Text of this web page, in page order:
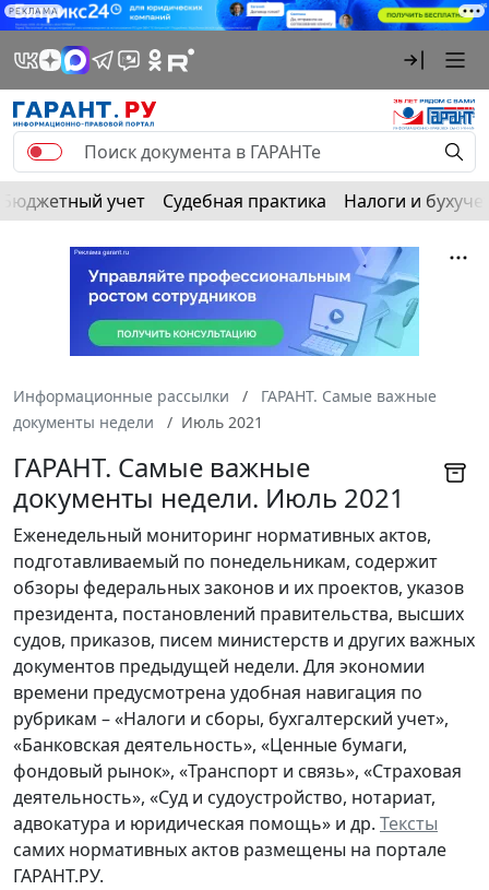
РЕКЛАМА
Бюджетный учет Судебная практика Налоги и
Информационные рассылки
ГАРАНТ. Самые важные
документы недели
Июль 2021
ГАРАНТ. Самые важные
документы недели. Июль 2021
Еженедельный мониторинг нормативных актов,
подготавливаемый по понедельникам, содержит
обзоры федеральных законов и их проектов, указов
президента, постановлений правительства, высших
судов, приказов, писем министерств и других важных
документов предыдущей недели. Для экономии
времени предусмотрена удобная навигация по
рубрикам – «Налоги и сборы, бухгалтерский учет»,
«Банковская деятельность», «Ценные бумаги,
фондовый рынок», «Транспорт и связь», «Страховая
деятельность», «Суд и судоустройство, нотариат,
адвокатура и юридическая помощь» и др. Тексты
самих нормативных актов размещены на портале
ГАРАНТ.РУ.